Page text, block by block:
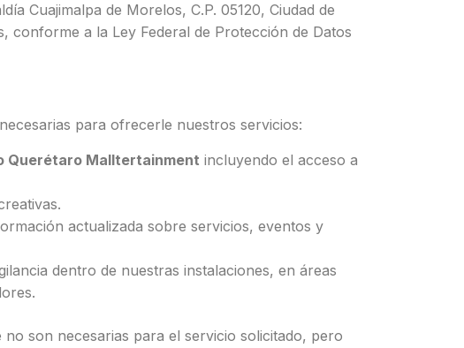
Cuajimalpa de Morelos, C.P. 05120, Ciudad de
a la Ley Federal de Protección de Datos
para ofrecerle nuestros servicios:
Querétaro Malltertainment incluyendo el acceso a
actualizada sobre servicios, eventos y
dentro de nuestras instalaciones, en áreas
son necesarias para el servicio solicitado, pero